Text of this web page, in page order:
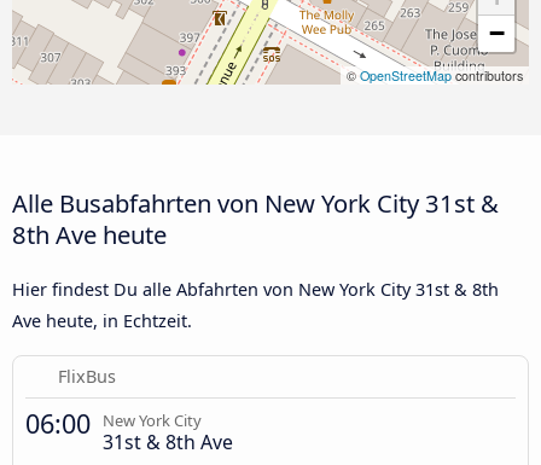
−
© OpenStreetMapcontributors
Alle Busabfahrten von New York City 31st &
8th Ave heute
Hier findest Du alle Abfahrten von New York City 31st & 8th
Ave heute, in Echtzeit.
FlixBus
06:00 New York City
31st & 8th Ave